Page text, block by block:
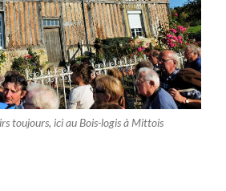
toujours, ici au Bois-logis à Mittois